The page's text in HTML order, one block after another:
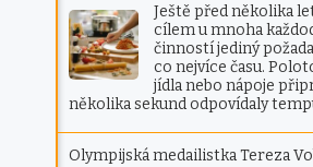
Ještě před několika
cílem u mnoha
činností jediný
co nejvíce času.
jídla nebo nápoje
několika sekund odpovídaly
Olympijská medailistka Tereza